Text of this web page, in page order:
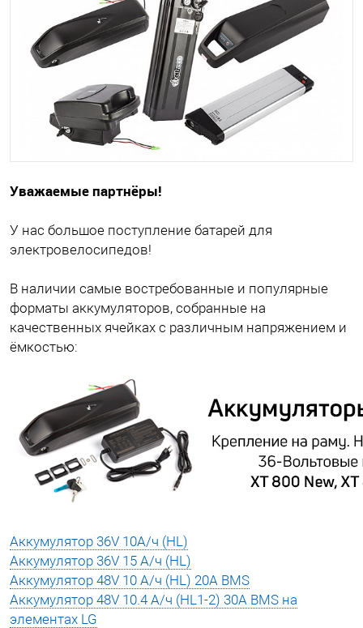
Уважаемые партнёры!
У нас большое поступление батарей для
электровелосипедов!
В наличии самые востребованные и популярные
форматы аккумуляторов, собранные на
качественных ячейках с различным напряжением и
ёмкостью:
Аккумулятор 36V 10А/ч (HL)
Аккумулятор 36V 15 А/ч (HL)
Аккумулятор 48V 10 А/ч (HL) 20A BMS
Аккумулятор 48V 10.4 А/ч (HL1-2) 30A BMS на
элементах LG